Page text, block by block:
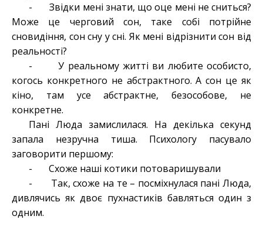
- Звідки мені знати, що оце мені не сниться?
Може це черговий сон, таке собі потрійне
сновидіння, сон сну у сні. Як мені відрізнити сон від
реальності?
- У реальному житті ви любите особисто,
когось конкретного не абстрактного. А сон це як
кіно, там усе абстрактне, безособове, не
конкретне.
Пані Люда замислилася. На декілька секунд
запала незручна тиша. Психологу пасувало
заговорити першому:
- Схоже наші котики потоваришували
- Так, схоже на те – посміхнулася пані Люда,
дивлячись як двоє пухнастиків бавляться один з
одним.